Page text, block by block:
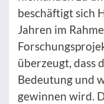
beschäftigt sich
Jahren im
überzeugt, dass
Bedeutung und
gewinnen wird.